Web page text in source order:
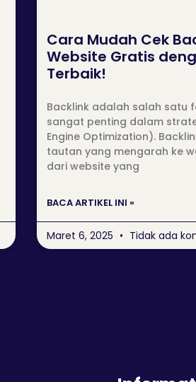
Cara Mudah Cek
Website Gratis
Terbaik!
Backlink adalah salah satu
sangat penting dalam
Engine Optimization).
tautan yang mengarah ke
dari website yang
BACA ARTIKEL INI »
Maret 6, 2025 Tidak ada